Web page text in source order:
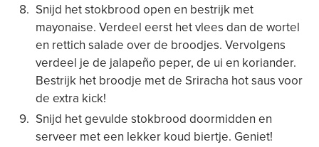
Snijd het stokbrood open en bestrijk met
mayonaise. Verdeel eerst het vlees dan de wortel
en rettich salade over de broodjes. Vervolgens
verdeel je de jalapeño peper, de ui en koriander.
Bestrijk het broodje met de Sriracha hot saus voor
de extra kick!
Snijd het gevulde stokbrood doormidden en
serveer met een lekker koud biertje. Geniet!